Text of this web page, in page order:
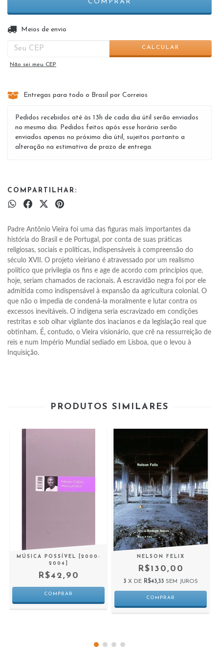
Entregas para o CEP:
Meios de envio
CALCULAR
Não sei meu CEP
Entregas para todo o Brasil por Correios
Pedidos recebidos até às 13h de cada dia útil serão enviados
no mesmo dia. Pedidos feitos após esse horário serão
enviados apenas no próximo dia útil, sujeitos portanto a
alteração na estimativa de prazo de entrega.
COMPARTILHAR:
Padre Antônio Vieira foi uma das figuras mais importantes da
história do Brasil e de Portugal, por conta de suas práticas
religiosas, sociais e políticas, indispensáveis à compreensão do
século XVII. O projeto vieiriano é atravessado por um realismo
político que privilegia os fins e age de acordo com princípios que,
hoje, seriam chamados de racionais. A escravidão negra foi por ele
admitida como indispensável à expansão da agricultura colonial. O
que não o impedia de condená-la moralmente e lutar contra os
excessos inevitáveis. O indígena seria escravizado em condições
restritas e sob olhar vigilante dos inacianos e da legislação real que
obtinham. É, contudo, o Vieira visionário, que crê na ressurreição de
reis e num Império Mundial sediado em Lisboa, que o levou à
Inquisição.
PRODUTOS SIMILARES
MÚSICA POSSÍVEL [2000-
2004]
R$42,90
NELSON FELIX
R$130,00
3 X DE R$43,33 SEM JUROS